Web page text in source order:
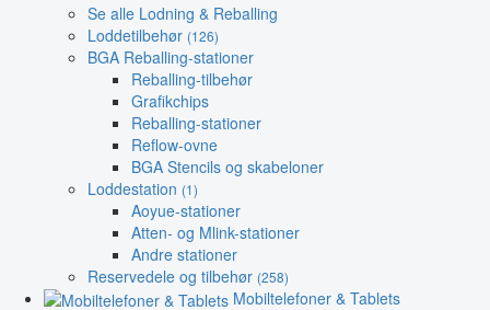
Se alle Lodning & Reballing
Loddetilbehør (126)
BGA Reballing-stationer
Reballing-tilbehør
Grafikchips
Reballing-stationer
Reflow-ovne
BGA Stencils og skabeloner
Loddestation (1)
Aoyue-stationer
Atten- og Mlink-stationer
Andre stationer
Reservedele og tilbehør (258)
Mobiltelefoner & Tablets